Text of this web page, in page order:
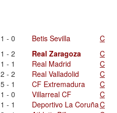
1 - 0 Betis Sevilla
C
1 - 2 Real Zaragoza
C
1 - 1 Real Madrid
C
2 - 2 Real Valladolid
C
5 - 1 CF Extremadura
C
1 - 0 Villarreal CF
C
1 - 1 Deportivo La CoruñaC